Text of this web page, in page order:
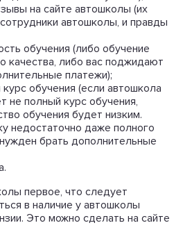
на сайте автошколы (их
автошколы, и правды
обучения (либо обучение
качества, либо вас поджидают
платежи);
обучения (если автошкола
не полный курс обучения,
обучения будет низким.
недостаточно даже полного
брать дополнительные
первое, что следует
в наличие у автошколы
Это можно сделать на сайте